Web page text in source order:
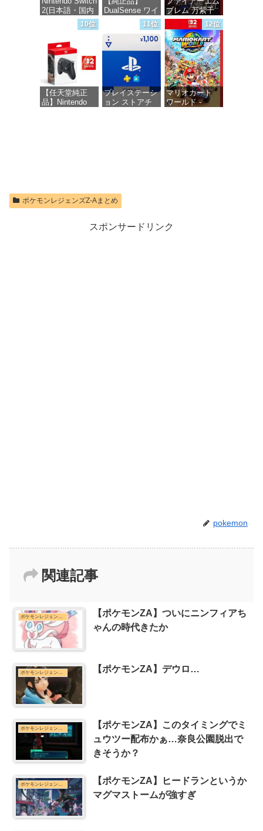
価格：¥1,300
2(日本語・国内
価格：¥55,491
DualSense ワイ
ヤレスコントロ
ーラー(CFI-
ZCT2J)
価格：¥10,737
ブレム 万紫千
紅 -Switch2
価格：¥8,979
10位
【任天堂純正
品】Nintendo
価格：¥9,980
11位
プレイステーシ
ョン ストアチ
12位
マリオカート
ワールド -
ポケモンレジェンズZ-Aまとめ
スポンサードリンク
pokemon
関連記事
ポケモンレジェンズZ-Aまとめ
【ポケモンZA】ついにニンフィアち
ゃんの時代きたか
ポケモンレジェンズZ-Aまとめ 【ポケモンZA】デウロ…
ポケモンレジェンズZ-Aまとめ
【ポケモンZA】このタイミングでミ
ュウツー配布かぁ…奈良公園脱出で
きそうか？
ポケモンレジェンズZ-Aまとめ
【ポケモンZA】ヒードランというか
マグマストームが強すぎ